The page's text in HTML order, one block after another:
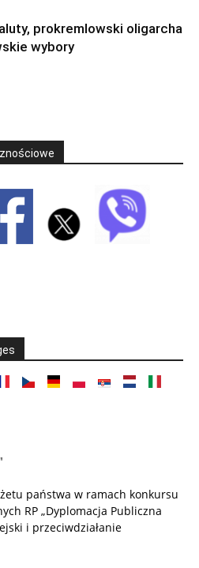
prokremlowski oligarcha
wybory
państwa w ramach konkursu
RP „Dyplomacja Publiczna
i przeciwdziałanie